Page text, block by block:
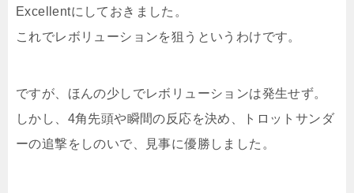
Excellentにしておきました。
これでレボリューションを狙うというわけです。
ですが、ほんの少しでレボリューションは発生せず。
しかし、4角先頭や瞬間の反応を決め、トロットサンダ
ーの追撃をしのいで、見事に優勝しました。